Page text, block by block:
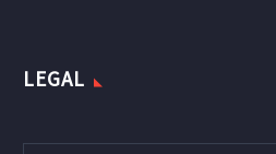
LEGAL